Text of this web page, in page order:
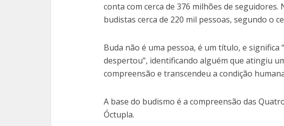
conta com cerca de 376 milhões de seguidores.
budistas cerca de 220 mil pessoas, segundo o
Buda não é uma pessoa, é um título, e significa
despertou”, identificando alguém que atingiu
compreensão e transcendeu a condição
A base do budismo é a compreensão das
Óctupla.